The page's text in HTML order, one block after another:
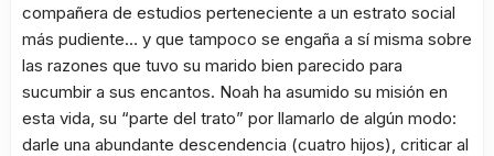
compañera de estudios perteneciente a un estrato social
más pudiente… y que tampoco se engaña a sí misma sobre
las razones que tuvo su marido bien parecido para
sucumbir a sus encantos. Noah ha asumido su misión en
esta vida, su “parte del trato” por llamarlo de algún modo:
darle una abundante descendencia (cuatro hijos), criticar al